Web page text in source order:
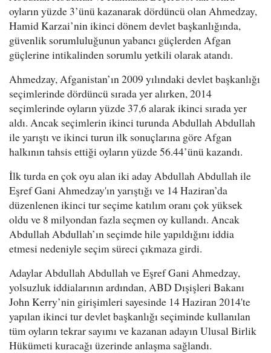
oyların yüzde 3’ünü kazanarak dördüncü olan Ahmedzay,
Hamid Karzai’nin ikinci dönem devlet başkanlığında,
güvenlik sorumluluğunun yabancı güçlerden Afgan
güçlerine intikalinden sorumlu yetkili olarak atandı.
Ahmedzay, Afganistan’ın 2009 yılındaki devlet başkanlığı
seçimlerinde dördüncü sırada yer alırken, 2014
seçimlerinde oyların yüzde 37,6 alarak ikinci sırada yer
aldı. Ancak seçimlerin ikinci turunda Abdullah Abdullah
ile yarıştı ve ikinci turun ilk sonuçlarına göre Afgan
halkının tahsis ettiği oyların yüzde 56.44’ünü kazandı.
İlk turda en çok oyu alan iki aday Abdullah Abdullah ile
Eşref Gani Ahmedzay'ın yarıştığı ve 14 Haziran’da
düzenlenen ikinci tur seçime katılım oranı çok yüksek
oldu ve 8 milyondan fazla seçmen oy kullandı. Ancak
Abdullah Abdullah’ın seçimde hile yapıldığını iddia
etmesi nedeniyle seçim süreci çıkmaza girdi.
Adaylar Abdullah Abdullah ve Eşref Gani Ahmedzay,
yolsuzluk iddialarının ardından, ABD Dışişleri Bakanı
John Kerry’nin girişimleri sayesinde 14 Haziran 2014'te
yapılan ikinci tur devlet başkanlığı seçiminde kullanılan
tüm oyların tekrar sayımı ve kazanan adayın Ulusal Birlik
Hükümeti kuracağı üzerinde anlaşma sağlandı.